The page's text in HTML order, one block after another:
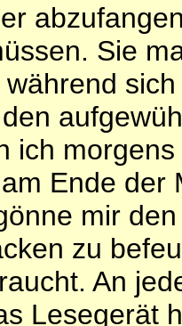
Sie
ich
Ende
mir
zu
An
Lesegerät